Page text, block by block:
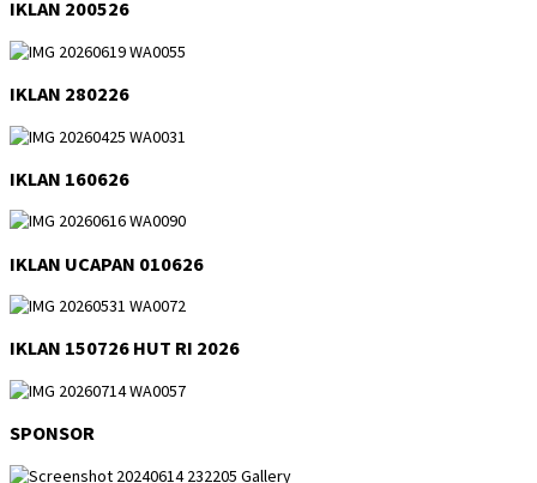
IKLAN 200526
IKLAN 280226
IKLAN 160626
IKLAN UCAPAN 010626
IKLAN 150726 HUT RI 2026
SPONSOR